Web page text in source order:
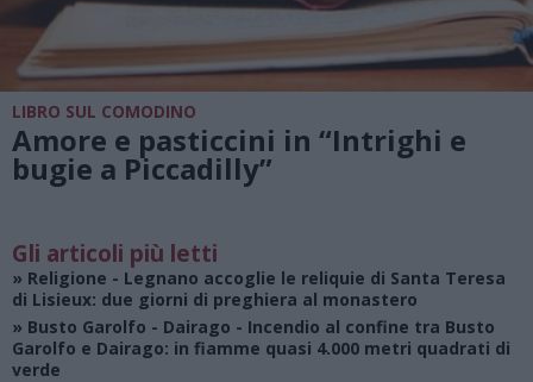
LIBRO SUL COMODINO
Amore e pasticcini in “Intrighi e
bugie a Piccadilly”
Gli articoli più letti
» Religione - Legnano accoglie le reliquie di Santa Teresa
di Lisieux: due giorni di preghiera al monastero
» Busto Garolfo - Dairago - Incendio al confine tra Busto
Garolfo e Dairago: in fiamme quasi 4.000 metri quadrati di
verde